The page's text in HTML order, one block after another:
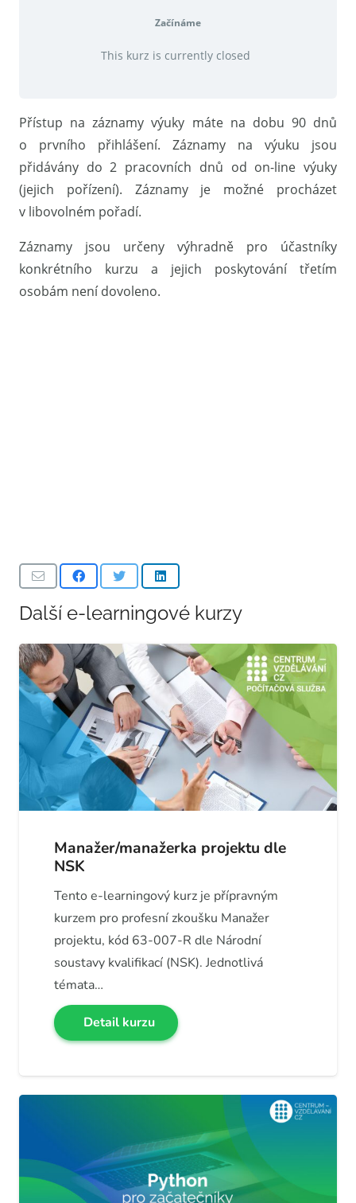
Začínáme
This kurz is currently closed
Přístup na záznamy výuky máte na dobu 90 dnů
o prvního přihlášení. Záznamy na výuku jsou
přidávány do 2 pracovních dnů od on-line výuky
(jejich pořízení). Záznamy je možné procházet
v libovolném pořadí.
Záznamy jsou určeny výhradně pro účastníky
konkrétního kurzu a jejich poskytování třetím
osobám není dovoleno.
Další e-learningové kurzy
Manažer/manažerka projektu dle
NSK
Tento e-learningový kurz je přípravným
kurzem pro profesní zkoušku Manažer
projektu, kód 63-007-R dle Národní
soustavy kvalifikací (NSK). Jednotlivá
témata…
Detail kurzu